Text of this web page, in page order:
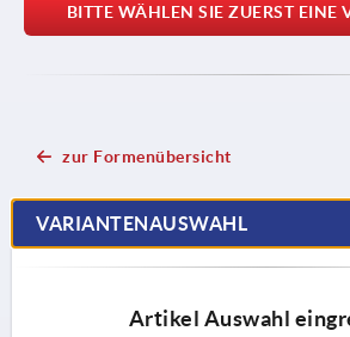
BITTE WÄHLEN SIE ZUERST EINE
zur Formenübersicht
VARIANTENAUSWAHL
Artikel Auswahl